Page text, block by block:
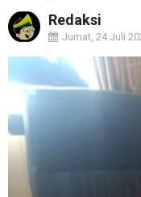
Redaksi
Jumat, 24 Juli